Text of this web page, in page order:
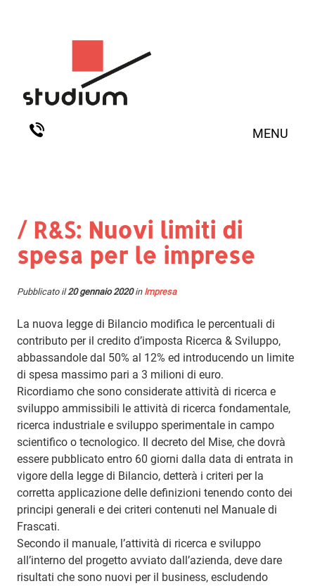
MENU
/ R&S: Nuovi limiti di
spesa per le imprese
Pubblicato il20 gennaio 2020in Impresa
La nuova legge di Bilancio modifica le percentuali di
contributo per il credito d’imposta Ricerca & Sviluppo,
abbassandole dal 50% al 12% ed introducendo un limite
di spesa massimo pari a 3 milioni di euro.
Ricordiamo che sono considerate attività di ricerca e
sviluppo ammissibili le attività di ricerca fondamentale,
ricerca industriale e sviluppo sperimentale in campo
scientifico o tecnologico. Il decreto del Mise, che dovrà
essere pubblicato entro 60 giorni dalla data di entrata in
vigore della legge di Bilancio, detterà i criteri per la
corretta applicazione delle definizioni tenendo conto dei
principi generali e dei criteri contenuti nel Manuale di
Frascati.
Secondo il manuale, l’attività di ricerca e sviluppo
all’interno del progetto avviato dall’azienda, deve dare
risultati che sono nuovi per il business, escludendo